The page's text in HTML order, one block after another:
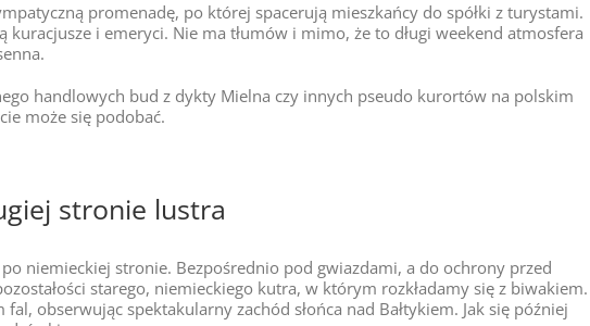
promenadę, po której spacerują mieszkańcy do spółki z turystami.
kuracjusze i emeryci. Nie ma tłumów i mimo, że to długi weekend atmosfera
handlowych bud z dykty Mielna czy innych pseudo kurortów na polskim
może się podobać.
stronie lustra
niemieckiej stronie. Bezpośrednio pod gwiazdami, a do ochrony przed
starego, niemieckiego kutra, w którym rozkładamy się z biwakiem.
fal, obserwując spektakularny zachód słońca nad Bałtykiem. Jak się później